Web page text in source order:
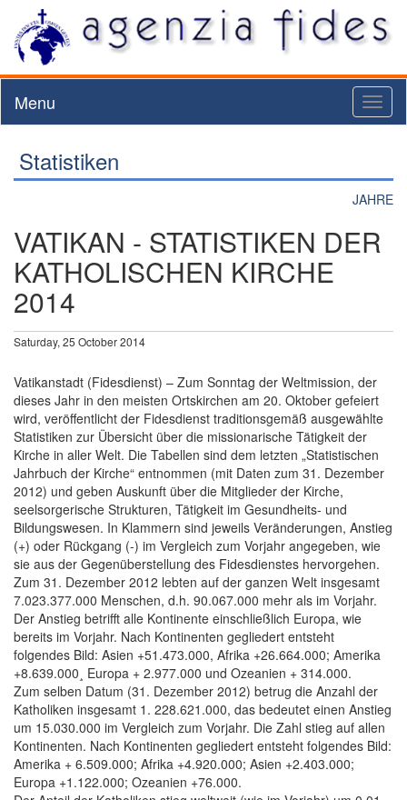
Menu
Statistiken
JAHRE
VATIKAN - STATISTIKEN DER
KATHOLISCHEN KIRCHE
2014
Saturday, 25 October 2014
Vatikanstadt (Fidesdienst) – Zum Sonntag der Weltmission, der
dieses Jahr in den meisten Ortskirchen am 20. Oktober gefeiert
wird, veröffentlicht der Fidesdienst traditionsgemäß ausgewählte
Statistiken zur Übersicht über die missionarische Tätigkeit der
Kirche in aller Welt. Die Tabellen sind dem letzten „Statistischen
Jahrbuch der Kirche“ entnommen (mit Daten zum 31. Dezember
2012) und geben Auskunft über die Mitglieder der Kirche,
seelsorgerische Strukturen, Tätigkeit im Gesundheits- und
Bildungswesen. In Klammern sind jeweils Veränderungen, Anstieg
(+) oder Rückgang (-) im Vergleich zum Vorjahr angegeben, wie
sie aus der Gegenüberstellung des Fidesdienstes hervorgehen.
Zum 31. Dezember 2012 lebten auf der ganzen Welt insgesamt
7.023.377.000 Menschen, d.h. 90.067.000 mehr als im Vorjahr.
Der Anstieg betrifft alle Kontinente einschließlich Europa, wie
bereits im Vorjahr. Nach Kontinenten gegliedert entsteht
folgendes Bild: Asien +51.473.000, Afrika +26.664.000; Amerika
+8.639.000¸ Europa + 2.977.000 und Ozeanien + 314.000.
Zum selben Datum (31. Dezember 2012) betrug die Anzahl der
Katholiken insgesamt 1. 228.621.000, das bedeutet einen Anstieg
um 15.030.000 im Vergleich zum Vorjahr. Die Zahl stieg auf allen
Kontinenten. Nach Kontinenten gegliedert entsteht folgendes Bild:
Amerika + 6.509.000; Afrika +4.920.000; Asien +2.403.000;
Europa +1.122.000; Ozeanien +76.000.